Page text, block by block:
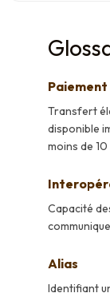
Transfert
disponible
moins de
Capacité
Alias
Identifiant